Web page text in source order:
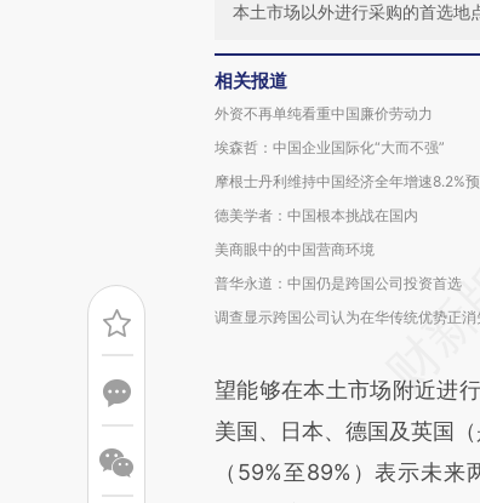
本土市场以外进行采购的首选地
相关报道
外资不再单纯看重中国廉价劳动力
埃森哲：中国企业国际化“大而不强”
摩根士丹利维持中国经济全年增速8.2%
德美学者：中国根本挑战在国内
美商眼中的中国营商环境
普华永道：中国仍是跨国公司投资首选
调查显示跨国公司认为在华传统优势正消
望能够在本土市场附近进
美国、日本、德国及英国
（59%至89%）表示未